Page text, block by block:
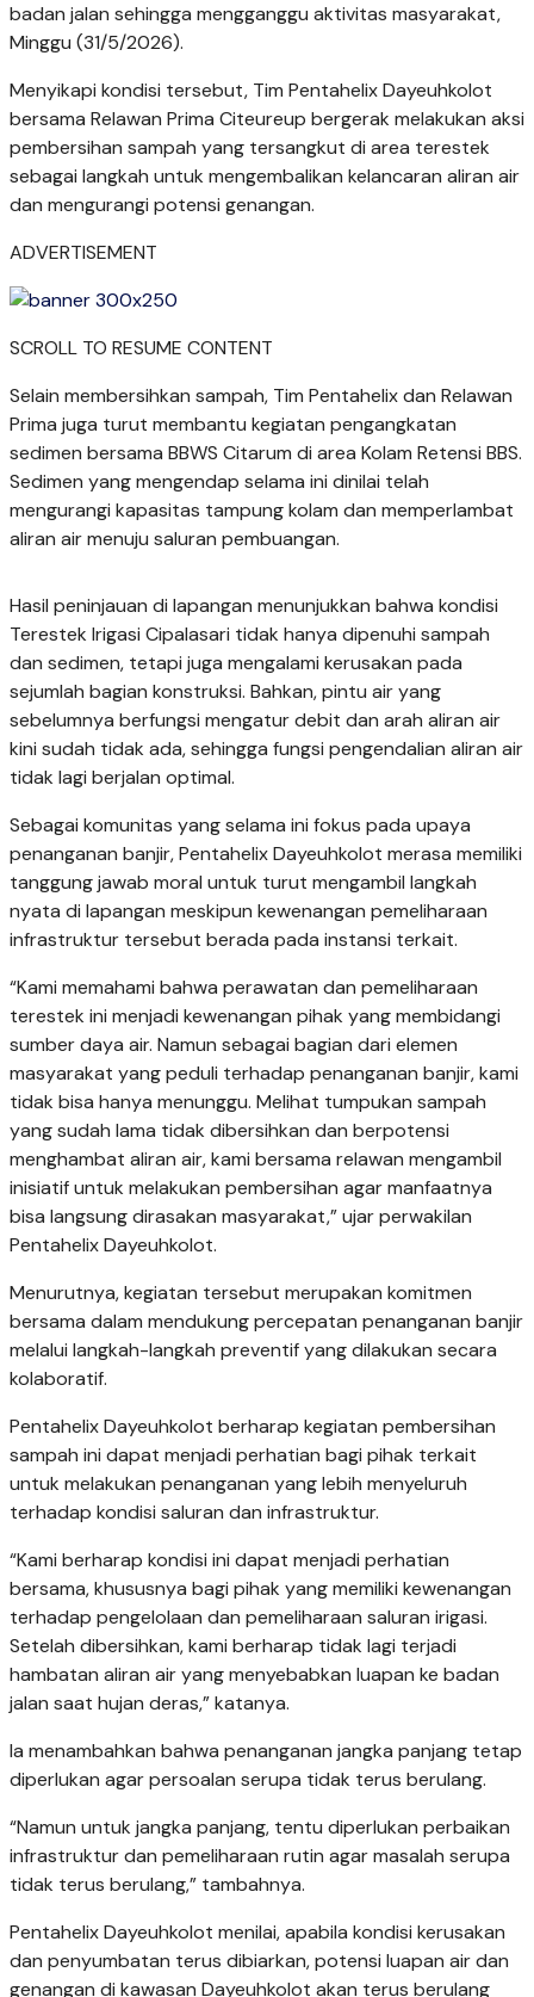
badan jalan sehingga mengganggu aktivitas masyarakat,
Minggu (31/5/2026).
Menyikapi kondisi tersebut, Tim Pentahelix Dayeuhkolot
bersama Relawan Prima Citeureup bergerak melakukan aksi
pembersihan sampah yang tersangkut di area terestek
sebagai langkah untuk mengembalikan kelancaran aliran air
dan mengurangi potensi genangan.
ADVERTISEMENT
SCROLL TO RESUME CONTENT
Selain membersihkan sampah, Tim Pentahelix dan Relawan
Prima juga turut membantu kegiatan pengangkatan
sedimen bersama BBWS Citarum di area Kolam Retensi BBS.
Sedimen yang mengendap selama ini dinilai telah
mengurangi kapasitas tampung kolam dan memperlambat
aliran air menuju saluran pembuangan.
Hasil peninjauan di lapangan menunjukkan bahwa kondisi
Terestek Irigasi Cipalasari tidak hanya dipenuhi sampah
dan sedimen, tetapi juga mengalami kerusakan pada
sejumlah bagian konstruksi. Bahkan, pintu air yang
sebelumnya berfungsi mengatur debit dan arah aliran air
kini sudah tidak ada, sehingga fungsi pengendalian aliran air
tidak lagi berjalan optimal.
Sebagai komunitas yang selama ini fokus pada upaya
penanganan banjir, Pentahelix Dayeuhkolot merasa memiliki
tanggung jawab moral untuk turut mengambil langkah
nyata di lapangan meskipun kewenangan pemeliharaan
infrastruktur tersebut berada pada instansi terkait.
“Kami memahami bahwa perawatan dan pemeliharaan
terestek ini menjadi kewenangan pihak yang membidangi
sumber daya air. Namun sebagai bagian dari elemen
masyarakat yang peduli terhadap penanganan banjir, kami
tidak bisa hanya menunggu. Melihat tumpukan sampah
yang sudah lama tidak dibersihkan dan berpotensi
menghambat aliran air, kami bersama relawan mengambil
inisiatif untuk melakukan pembersihan agar manfaatnya
bisa langsung dirasakan masyarakat,” ujar perwakilan
Pentahelix Dayeuhkolot.
Menurutnya, kegiatan tersebut merupakan komitmen
bersama dalam mendukung percepatan penanganan banjir
melalui langkah-langkah preventif yang dilakukan secara
kolaboratif.
Pentahelix Dayeuhkolot berharap kegiatan pembersihan
sampah ini dapat menjadi perhatian bagi pihak terkait
untuk melakukan penanganan yang lebih menyeluruh
terhadap kondisi saluran dan infrastruktur.
“Kami berharap kondisi ini dapat menjadi perhatian
bersama, khususnya bagi pihak yang memiliki kewenangan
terhadap pengelolaan dan pemeliharaan saluran irigasi.
Setelah dibersihkan, kami berharap tidak lagi terjadi
hambatan aliran air yang menyebabkan luapan ke badan
jalan saat hujan deras,” katanya.
Ia menambahkan bahwa penanganan jangka panjang tetap
diperlukan agar persoalan serupa tidak terus berulang.
“Namun untuk jangka panjang, tentu diperlukan perbaikan
infrastruktur dan pemeliharaan rutin agar masalah serupa
tidak terus berulang,” tambahnya.
Pentahelix Dayeuhkolot menilai, apabila kondisi kerusakan
dan penyumbatan terus dibiarkan, potensi luapan air dan
genangan di kawasan Dayeuhkolot akan terus berulang